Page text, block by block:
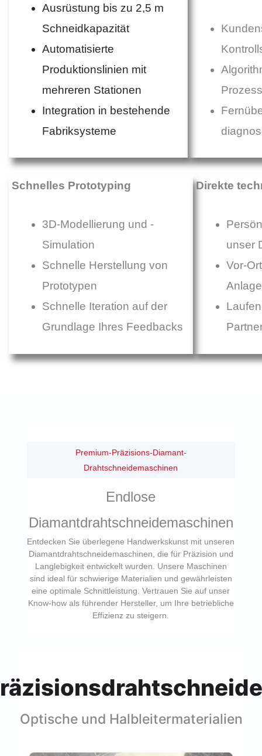
Ausrüstung bis zu 2,5 m
Schneidkapazität
Automatisierte
Produktionslinien mit
mehreren Stationen
Integration in bestehende
Fabriksysteme
Schnelles Prototyping
3D-Modellierung und -
Simulation
Schnelle Herstellung von
Prototypen
Schnelle Iteration auf der
Grundlage Ihres Feedbacks
Direkte
unser
Vor-
Premium-Präzisions-Diamant-
Drahtschneidemaschinen
Endlose
Diamantdrahtschneidemaschinen
Entdecken Sie überlegene Handwerkskunst mit unseren
Diamantdrahtschneidemaschinen, die für Präzision und
Langlebigkeit entwickelt wurden. Unsere Maschinen
sind ideal für schwierige Materialien und gewährleisten
eine optimale Schnittleistung. Vertrauen Sie auf unser
Know-how als führender Hersteller, um Ihre betriebliche
Effizienz zu steigern.
Optische und Halbleitermaterialien